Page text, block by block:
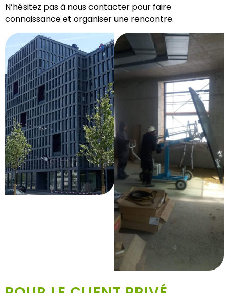
N’hésitez pas à nous contacter pour faire
connaissance et organiser une rencontre.